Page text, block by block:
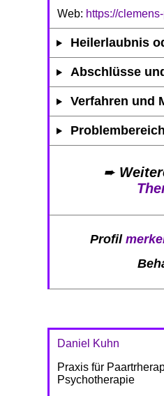
Web: https://
Heilerlaubnis
Abschlüsse
Verfahren und
➨
Profil
Daniel Kuhn
Praxis für
Psychotherapie